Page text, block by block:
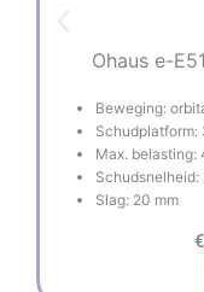
Ohaus e-
Beweging:
Max.
Slag: 20 mm
€